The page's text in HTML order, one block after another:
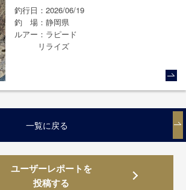
釣行日
2026/06/19
釣場
静岡県
ルアー
ラピード
リライズ
一覧に戻る
ユーザーレポートを
投稿する